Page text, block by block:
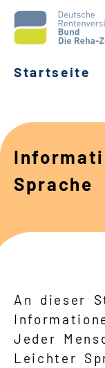
Unsere
Leichte
Startseite
Sprache
An dieser
Jeder
Leichter